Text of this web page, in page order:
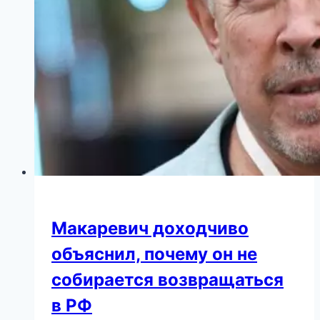
Макаревич доходчиво
объяснил, почему он не
собирается возвращаться
в РФ